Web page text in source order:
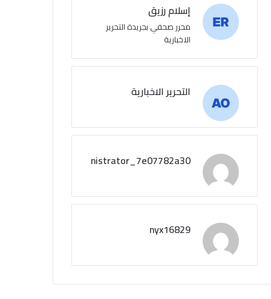
إسلام رزيق
محرر صحفي بجريدة التحرير
الاخبارية
التحرير الاخبارية
administrator_7e07782a30
nyx16829